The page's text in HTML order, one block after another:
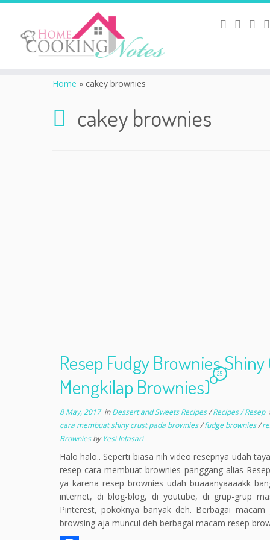
Home » cakey brownies
cakey brownies
Resep Fudgy Brownies
Mengkilap Brownies)
25
8 May, 2017inDessert and Sweets Recipes/Recipes / Resep
cara membuat shiny crust pada brownies/fudge brownies/
BrowniesbyYesi Intasari
Halo halo.. Seperti biasa nih video resepnya udah
resep cara membuat brownies panggang alias
ya karena resep brownies udah buaaanyaaaakk
internet, di blog-blog, di youtube, di grup-grup
Pinterest, pokoknya banyak deh. Berbagai
browsing aja muncul deh berbagai macam resep